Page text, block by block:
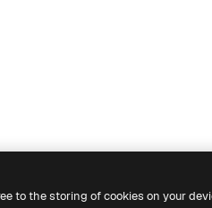
to the storing of cookies on your